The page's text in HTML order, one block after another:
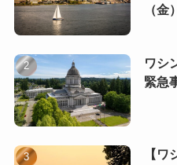
（金）
ワシ
緊急
【